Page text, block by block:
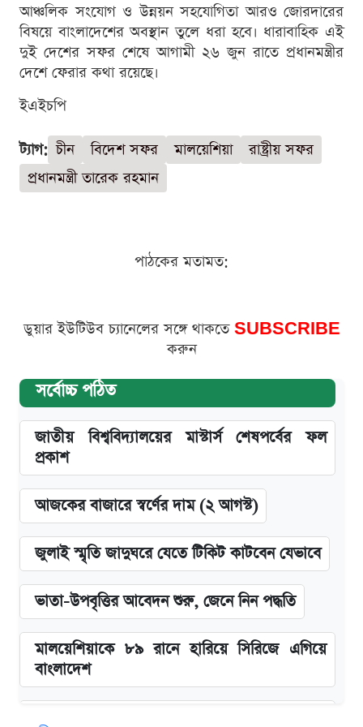
আঞ্চলিক সংযোগ ও উন্নয়ন সহযোগিতা আরও জোরদারের
বিষয়ে বাংলাদেশের অবস্থান তুলে ধরা হবে। ধারাবাহিক এই
দুই দেশের সফর শেষে আগামী ২৬ জুন রাতে প্রধানমন্ত্রীর
দেশে ফেরার কথা রয়েছে।
ইএইচপি
ট্যাগ: চীন বিদেশ সফর মালয়েশিয়া
রাষ্ট্রীয় সফর
প্রধানমন্ত্রী তারেক রহমান
পাঠকের মতামত:
ডুয়ার ইউটিউব চ্যানেলের সঙ্গে থাকতে SUBSCRIBE
করুন
সর্বোচ্চ পঠিত
জাতীয় বিশ্ববিদ্যালয়ের মাস্টার্স শেষপর্বের ফল
প্রকাশ
আজকের বাজারে স্বর্ণের দাম (২ আগস্ট)
জুলাই স্মৃতি জাদুঘরে যেতে টিকিট কাটবেন যেভাবে
ভাতা-উপবৃত্তির আবেদন শুরু, জেনে নিন পদ্ধতি
মালয়েশিয়াকে ৮৯ রানে হারিয়ে সিরিজে এগিয়ে
বাংলাদেশ